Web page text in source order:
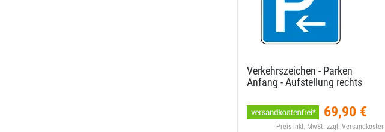
Verkehrszeichen - Parken
Anfang - Aufstellung rechts
69,90 €
Preis inkl. MwSt. zzgl. Versandkosten